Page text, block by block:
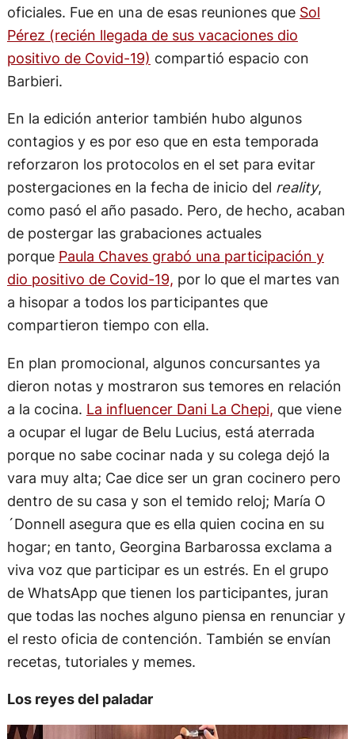
oficiales. Fue en una de esas reuniones que Sol
Pérez (recién llegada de sus vacaciones dio
positivo de Covid-19) compartió espacio con
Barbieri.
En la edición anterior también hubo algunos
contagios y es por eso que en esta temporada
reforzaron los protocolos en el set para evitar
postergaciones en la fecha de inicio del reality,
como pasó el año pasado. Pero, de hecho, acaban
de postergar las grabaciones actuales
porque Paula Chaves grabó una participación y
dio positivo de Covid-19, por lo que el martes van
a hisopar a todos los participantes que
compartieron tiempo con ella.
En plan promocional, algunos concursantes ya
dieron notas y mostraron sus temores en relación
a la cocina. La influencer Dani La Chepi, que viene
a ocupar el lugar de Belu Lucius, está aterrada
porque no sabe cocinar nada y su colega dejó la
vara muy alta; Cae dice ser un gran cocinero pero
dentro de su casa y son el temido reloj; María O
´Donnell asegura que es ella quien cocina en su
hogar; en tanto, Georgina Barbarossa exclama a
viva voz que participar es un estrés. En el grupo
de WhatsApp que tienen los participantes, juran
que todas las noches alguno piensa en renunciar y
el resto oficia de contención. También se envían
recetas, tutoriales y memes.
Los reyes del paladar